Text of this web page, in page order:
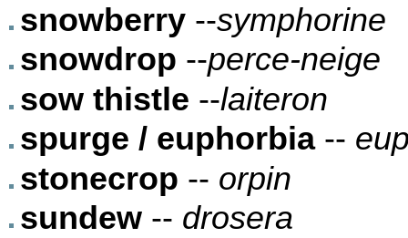
snowberry --symphorine
snowdrop --perce-neige
sow thistle --laiteron
spurge / euphorbia--
stonecrop -- orpin
sundew -- drosera